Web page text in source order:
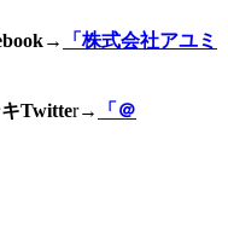
→
「株式会社アユミ
Twitter→
「＠